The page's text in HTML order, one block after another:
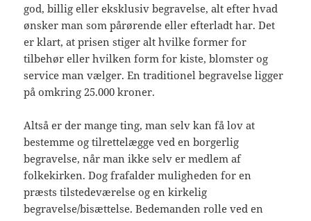
god, billig eller eksklusiv begravelse, alt efter hvad
ønsker man som pårørende eller efterladt har. Det
er klart, at prisen stiger alt hvilke former for
tilbehør eller hvilken form for kiste, blomster og
service man vælger. En traditionel begravelse ligger
på omkring 25.000 kroner.
Altså er der mange ting, man selv kan få lov at
bestemme og tilrettelægge ved en borgerlig
begravelse, når man ikke selv er medlem af
folkekirken. Dog frafalder muligheden for en
præsts tilstedeværelse og en kirkelig
begravelse/bisættelse. Bedemanden rolle ved en